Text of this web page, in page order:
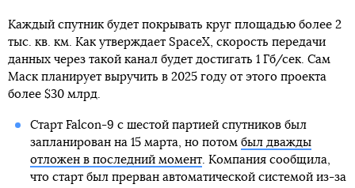
Каждый спутник будет покрывать круг площадью более 2
тыс. кв. км. Как утверждает SpaceX, скорость передачи
данных через такой канал будет достигать 1 Гб/сек. Сам
Маск планирует выручить в 2025 году от этого проекта
более $30 млрд.
Старт Falcon-9 с шестой партией спутников был
запланирован на 15 марта, но потом был дважды
отложен в последний момент. Компания сообщила,
что старт был прерван автоматической системой из-за